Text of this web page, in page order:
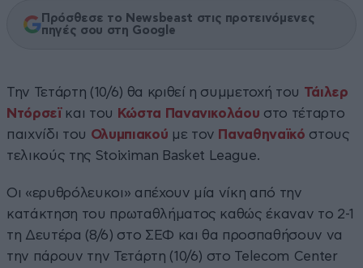
Πρόσθεσε το Newsbeast στις προτεινόμενες
πηγές σου στη Google
Την Τετάρτη (10/6) θα κριθεί η συμμετοχή του Τάιλερ
Ντόρσεϊκαι του Κώστα Πανανικολάου στο τέταρτο
παιχνίδι του Ολυμπιακού με τον Παναθηναϊκό στους
τελικούς της Stoiximan Basket League.
Οι «ερυθρόλευκοι» απέχουν μία νίκη από την
κατάκτηση του πρωταθλήματος καθώς έκαναν το 2-1
τη Δευτέρα (8/6) στο ΣΕΦ και θα προσπαθήσουν να
την πάρουν την Τετάρτη (10/6) στο Telecom Center